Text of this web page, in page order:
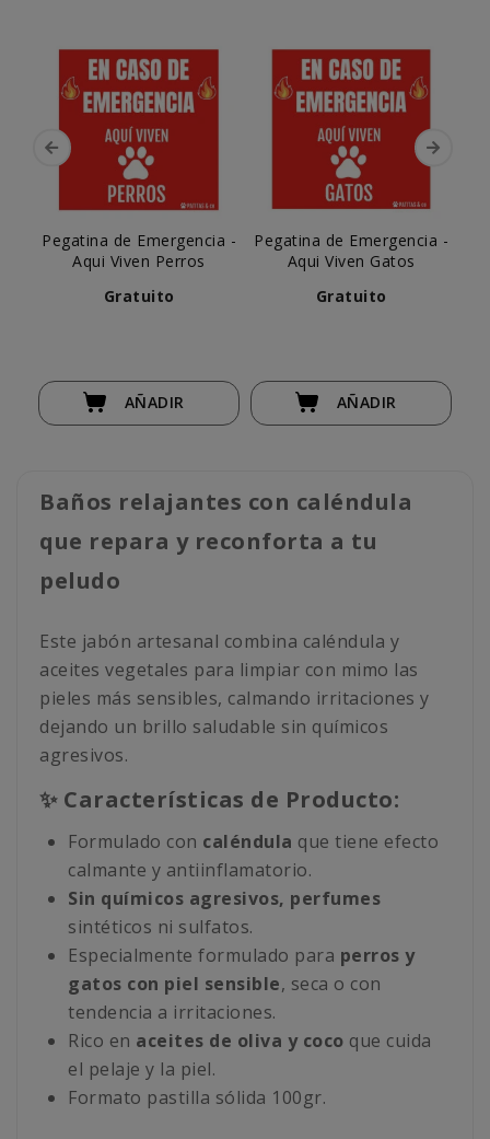
Pegatina de Emergencia -
Aqui Viven Perros
Gratuito
AÑADIR
Pegatina de Emergencia -
Aqui Viven Gatos
Gratuito
AÑADIR
Baños relajantes con caléndula
que repara y reconforta a tu
peludo
Este jabón artesanal combina caléndula y
aceites vegetales para limpiar con mimo las
pieles más sensibles, calmando irritaciones y
dejando un brillo saludable sin químicos
agresivos.
✨ Características de Producto:
Formulado con caléndula que tiene efecto
calmante y antiinflamatorio.
Sin químicos agresivos, perfumes
sintéticos ni sulfatos.
Especialmente formulado para perros y
gatos con piel sensible, seca o con
tendencia a irritaciones.
Rico en aceites de oliva y coco que cuida
el pelaje y la piel.
Formato pastilla sólida 100gr.